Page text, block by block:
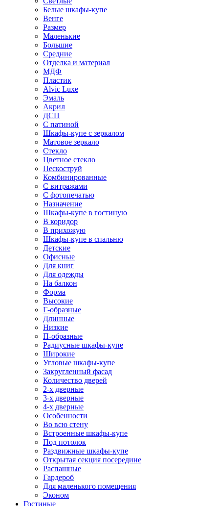
Белые шкафы-купе
Венге
Размер
Маленькие
Большие
Средние
Отделка и материал
МДФ
Пластик
Alvic Luxe
Эмаль
Акрил
ДСП
С патиной
Шкафы-купе с зеркалом
Матовое зеркало
Стекло
Цветное стекло
Пескоструй
Комбинированные
С витражами
С фотопечатью
Назначение
Шкафы-купе в гостиную
В коридор
В прихожую
Шкафы-купе в спальню
Детские
Офисные
Для книг
Для одежды
На балкон
Форма
Высокие
Г-образные
Длинные
Низкие
П-образные
Радиусные шкафы-купе
Широкие
Угловые шкафы-купе
Закругленный фасад
Количество дверей
2-х дверные
3-х дверные
4-х дверные
Особенности
Во всю стену
Встроенные шкафы-купе
Под потолок
Раздвижные шкафы-купе
Открытая секция посередине
Распашные
Гардероб
Для маленького помещения
Эконом
Гостиные